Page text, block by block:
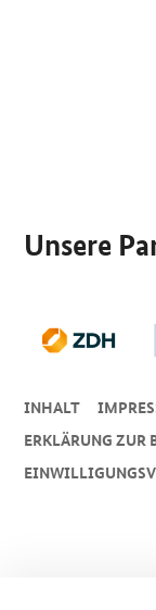
Unsere
INHALT
ERKLÄRUNG ZUR